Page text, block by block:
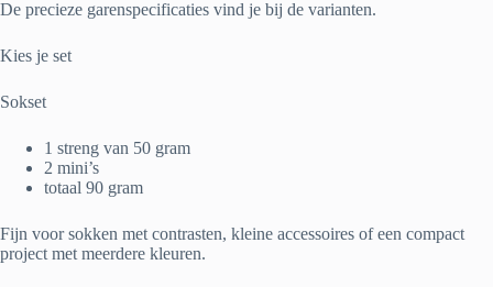
De precieze garenspecificaties vind je bij de varianten.
Kies je set
Sokset
1 streng van 50 gram
2 mini’s
totaal 90 gram
Fijn voor sokken met contrasten, kleine accessoires of een compact
project met meerdere kleuren.